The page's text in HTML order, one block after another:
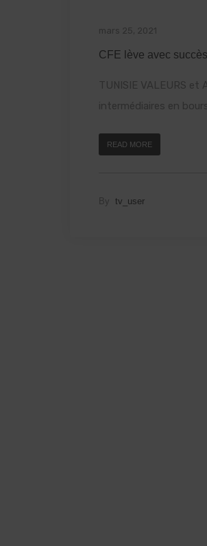
mars 25, 2021
CFE lève avec
TUNISIE VALEURS et
intermédiaires en
READ MORE
By tv_user